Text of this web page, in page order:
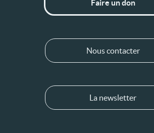
Faire un don
Nous contacter
La newsletter